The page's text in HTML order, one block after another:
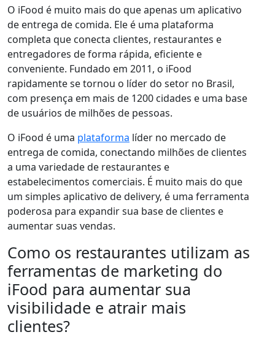
O iFood é muito mais do que apenas um aplicativo
de entrega de comida. Ele é uma plataforma
completa que conecta clientes, restaurantes e
entregadores de forma rápida, eficiente e
conveniente. Fundado em 2011, o iFood
rapidamente se tornou o líder do setor no Brasil,
com presença em mais de 1200 cidades e uma base
de usuários de milhões de pessoas.
O iFood é uma plataforma líder no mercado de
entrega de comida, conectando milhões de clientes
a uma variedade de restaurantes e
estabelecimentos comerciais. É muito mais do que
um simples aplicativo de delivery, é uma ferramenta
poderosa para expandir sua base de clientes e
aumentar suas vendas.
Como os restaurantes utilizam as
ferramentas de marketing do
iFood para aumentar sua
visibilidade e atrair mais
clientes?